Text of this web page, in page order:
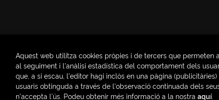
2026 ©LaTendaUV. Tots els Drets Reservats |
Aquest web utilitza cookies pròpies i de tercers que
al seguiment i l'anàlisi estadística del comportament dels
que, a si escau, l'editor hagi inclòs en una pàgina
usuaris obtinguda a través de l'observació continuada dels
n'accepta l'ús. Podeu obtenir més informació a la nostra aquí.